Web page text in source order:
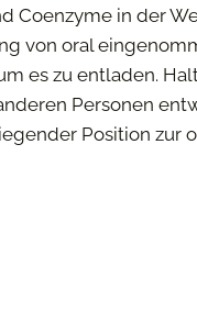
Coenzyme in der
von oral
es zu entladen.
Personen
Position zur